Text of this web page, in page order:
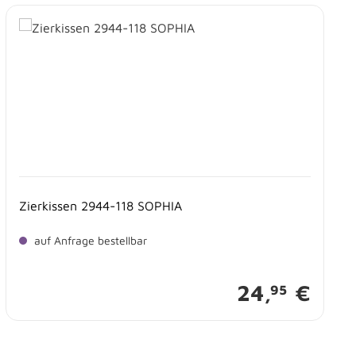
Zierkissen 2944-118 SOPHIA
auf Anfrage bestellbar
24,95 €